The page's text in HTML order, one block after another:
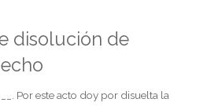
disolución de
Por este acto doy por disuelta la